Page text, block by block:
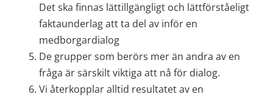
Det ska finnas lättillgängligt och lättförståeligt
faktaunderlag att ta del av inför en
medborgardialog
De grupper som berörs mer än andra av en
fråga är särskilt viktiga att nå för dialog.
Vi återkopplar alltid resultatet av en